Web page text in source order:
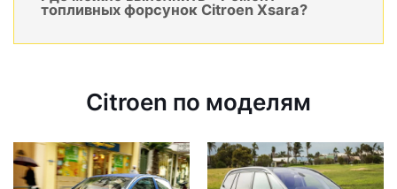
топливных форсунок Citroen Xsara?
Citroen по моделям